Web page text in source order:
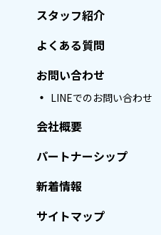
スタッフ紹介
よくある質問
お問い合わせ
LINEでのお問い合わせ
会社概要
パートナーシップ
新着情報
サイトマップ